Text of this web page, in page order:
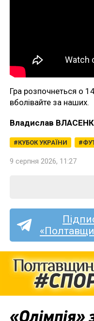
Гра розпочнеться о
вболівайте за наших.
Владислав
КУБОК УКРАЇНИ
9 серпня 2026, 11:27